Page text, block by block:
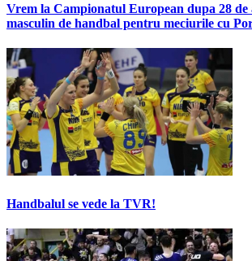
Vrem la Campionatul European dupa 28
masculin de handbal pentru meciurile cu
Handbalul se vede la TVR!